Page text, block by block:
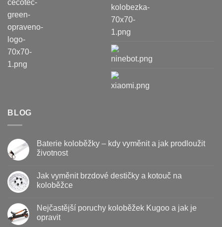
BLOG
Baterie koloběžky – kdy vyměnit a jak prodloužit
životnost
textu
s
koloběžky
kdy
Jak vyměnit brzdové destičky a kotouč na
koloběžce
u
textu
s
Nejčastější poruchy koloběžek Kugoo a jak je
opravit